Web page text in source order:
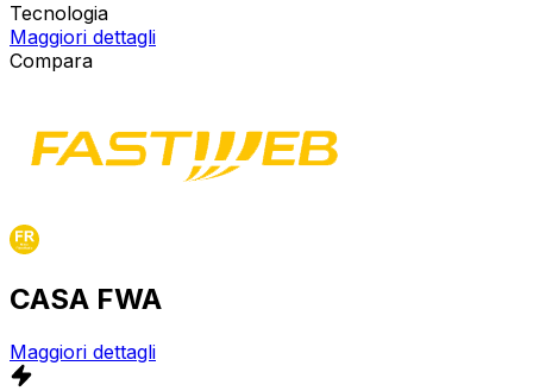
Tecnologia
Maggiori dettagli
Compara
CASA FWA
Maggiori dettagli